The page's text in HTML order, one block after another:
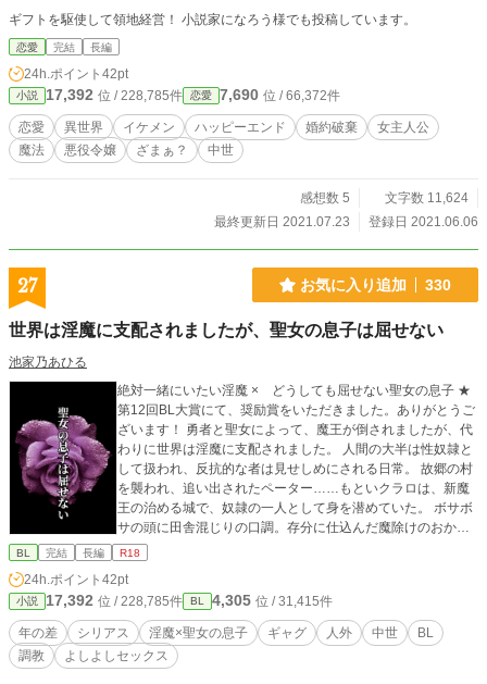
ギフトを駆使して領地経営！ 小説家になろう様でも投稿しています。
恋愛 完結 長編
24h.ポイント 42pt
小説 17,392 位 / 228,785件 恋愛 7,690 位 / 66,372件
恋愛 異世界 イケメン ハッピーエンド 婚約破棄
女主人公
魔法
悪役令嬢 ざまぁ？ 中世
感想数 5
文字数 11,624
最終更新日 2021.07.23
登録日 2021.06.06
27 お気に入り追加 330
世界は淫魔に支配されましたが、聖女の息子は屈せない
池家乃あひる
絶対一緒にいたい淫魔 × どうしても屈せない聖女の息子 ★
第12回BL大賞にて、奨励賞をいただきました。ありがとうご
ざいます！ 勇者と聖女によって、魔王が倒されましたが、代
わりに世界は淫魔に支配されました。 人間の大半は性奴隷と
して扱われ、反抗的な者は見せしめにされる日常。 故郷の村
を襲われ、追い出されたペーター……もといクラロは、新魔
王の治める城で、奴隷の一人として身を潜めていた。 ボサボ
サの頭に田舎混じりの口調。存分に仕込んだ魔除けのおかげ
で自分の平穏を守っていたが、とある出来事から上級国民の
ば、待っているのは破滅だ！ はたして、クラロは自分の貞操
を守り抜くことができるのか？ これは、おじさま系淫魔 × 絶
対に犯されたくない青年の攻防戦を綴った物語である！ ※
♥：受けの性描写 ♡：受け以外の性描写 ☆：他者視点 ※
クラロの訛りは可読性を損ねないため、実際の訛りと異なっ
BL 完結 長編 R18
24h.ポイント 42pt
小説 17,392 位 / 228,785件 BL 4,305 位 / 31,415件
年の差 シリアス 淫魔×聖女の息子 ギャグ 人外 中世
BL
調教
よしよしセックス